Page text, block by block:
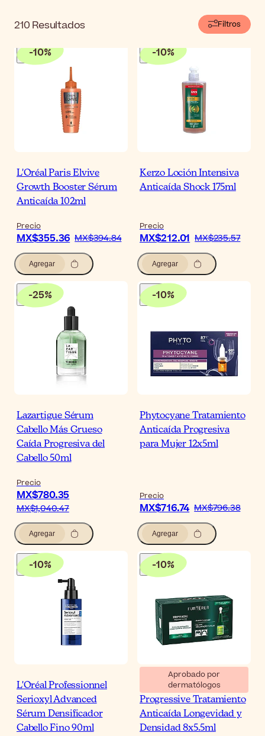
210 Resultados Filtros
-10%
L'Oréal Paris Elvive
Growth Booster Sérum
Anticaída 102ml
Precio
MX$355.36 MX$394.84
Agregar
-10%
Kerzo Loción Intensiva
Anticaída Shock 175ml
Precio
MX$212.01 MX$235.57
Agregar
-25%
Lazartigue Sérum
Cabello Más Grueso
Caída Progresiva del
Cabello 50ml
Precio
MX$780.35
MX$1,040.47
Agregar
-10%
Phytocyane Tratamiento
Anticaída Progresiva
para Mujer 12x5ml
Precio
MX$716.74 MX$796.38
Agregar
-10%
L'Oréal Professionnel
Serioxyl Advanced
Sérum Densificador
Cabello Fino 90ml
-10%
Aprobado por
dermatólogos
René Furterer Triphasic
Progressive Tratamiento
Anticaída Longevidad y
Densidad 8x5.5ml